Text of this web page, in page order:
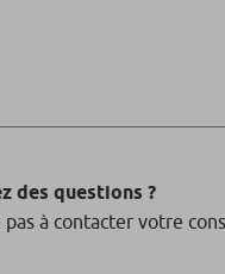
des questions ?
pas à contacter votre